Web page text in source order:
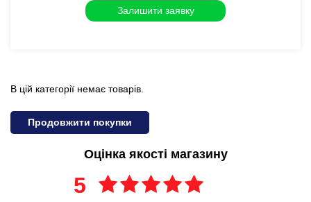
В цій категорії немає товарів.
Продовжити покупки
Оцінка якості магазину
5